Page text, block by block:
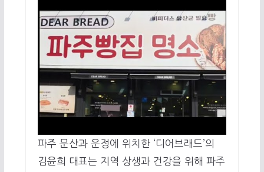
파주 문산과 운정에 위치한 ‘디어브래드’의
김윤희 대표는 지역 상생과 건강을 위해 파주